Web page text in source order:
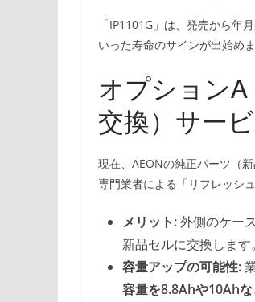
「IP1101G」は、発売から年
いった寿命のサインが出始め
オプション
交換）サー
現在、AEONの純正パーツ（
専門業者による「リフレッシ
メリット:外側のケー
新品セルに交換します。
容量アップの可能性:
容量を8.8Ahや10Ah